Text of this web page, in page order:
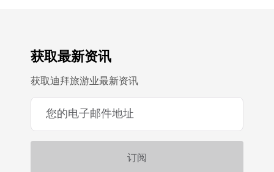
获取最新资讯
获取迪拜旅游业最新资讯